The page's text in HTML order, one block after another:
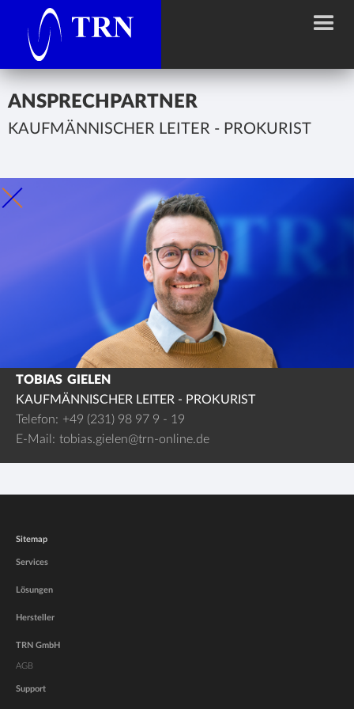
ANSPRECHPARTNER
KAUFMÄNNISCHER LEITER - PROKURIST
TOBIAS GIELEN
KAUFMÄNNISCHER LEITER - PROKURIST
Telefon: +49 (231) 98 97 9 - 19
E-Mail: tobias.gielen@trn-online.de
Sitemap
Services
Lösungen
Hersteller
TRN GmbH
AGB
Support